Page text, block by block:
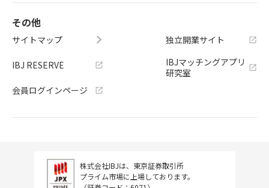
その他
サイトマップ
IBJ RESERVE
会員ログインページ
独立開業サイト
IBJマッチングアプリ
研究室
株式会社IBJは、東京証券取引所
プライム市場に上場しております。